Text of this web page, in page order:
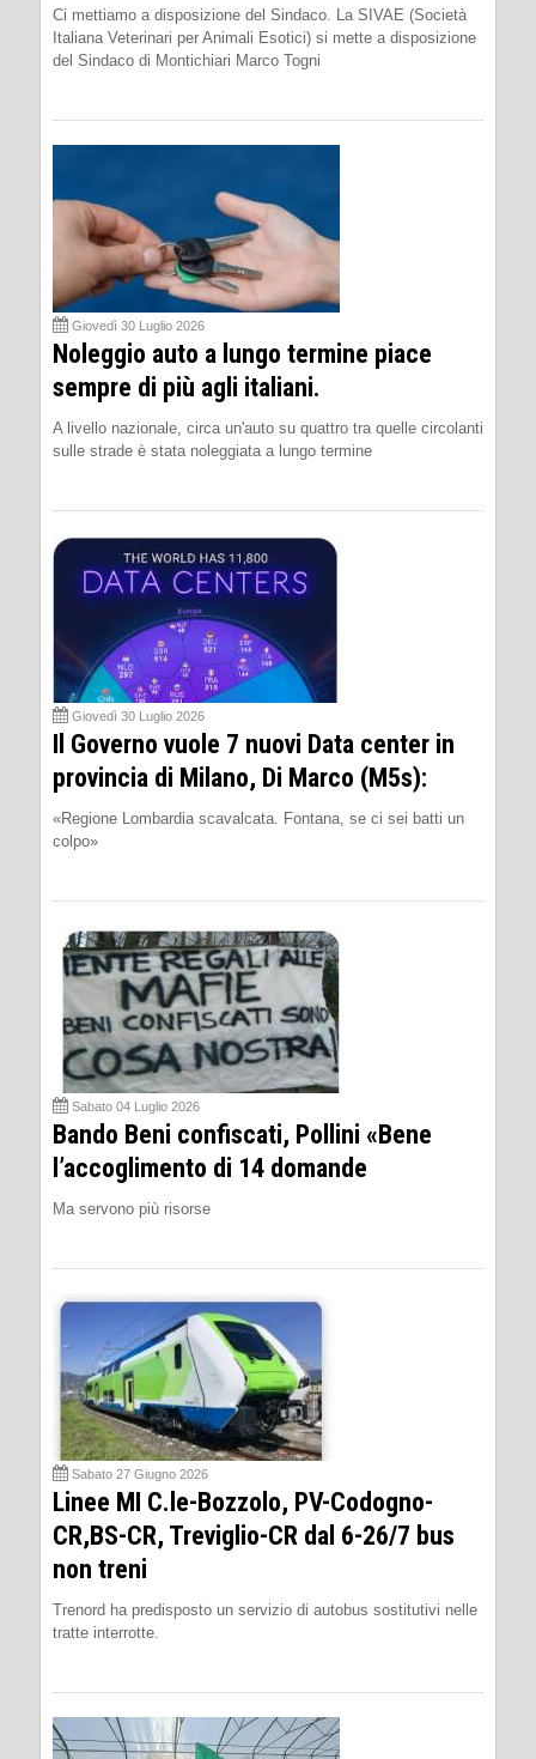
Ci mettiamo a disposizione del Sindaco. La SIVAE (Società
Italiana Veterinari per Animali Esotici) si mette a disposizione
del Sindaco di Montichiari Marco Togni
Giovedì 30 Luglio 2026
Noleggio auto a lungo termine piace
sempre di più agli italiani.
A livello nazionale, circa un'auto su quattro tra quelle circolanti
sulle strade è stata noleggiata a lungo termine
Giovedì 30 Luglio 2026
Il Governo vuole 7 nuovi Data center in
provincia di Milano, Di Marco (M5s):
«Regione Lombardia scavalcata. Fontana, se ci sei batti un
colpo»
Sabato 04 Luglio 2026
Bando Beni confiscati, Pollini «Bene
l’accoglimento di 14 domande
Ma servono più risorse
Sabato 27 Giugno 2026
Linee MI C.le-Bozzolo, PV-Codogno-
CR,BS-CR, Treviglio-CR dal 6-26/7 bus
non treni
Trenord ha predisposto un servizio di autobus sostitutivi nelle
tratte interrotte.